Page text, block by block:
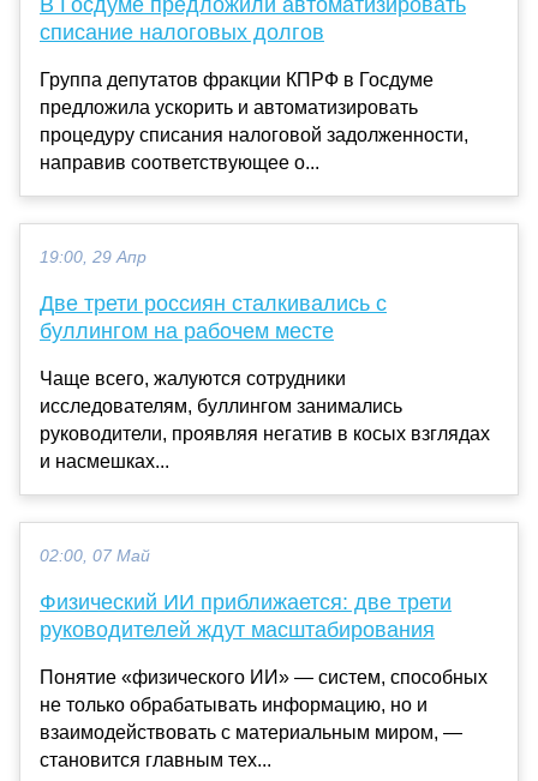
В Госдуме предложили автоматизировать
списание налоговых долгов
Группа депутатов фракции КПРФ в Госдуме
предложила ускорить и автоматизировать
процедуру списания налоговой задолженности,
направив соответствующее о...
19:00, 29 Апр
Две трети россиян сталкивались с
буллингом на рабочем месте
Чаще всего, жалуются сотрудники
исследователям, буллингом занимались
руководители, проявляя негатив в косых взглядах
и насмешках...
02:00, 07 Май
Физический ИИ приближается: две трети
руководителей ждут масштабирования
Понятие «физического ИИ» — систем, способных
не только обрабатывать информацию, но и
взаимодействовать с материальным миром, —
становится главным тех...